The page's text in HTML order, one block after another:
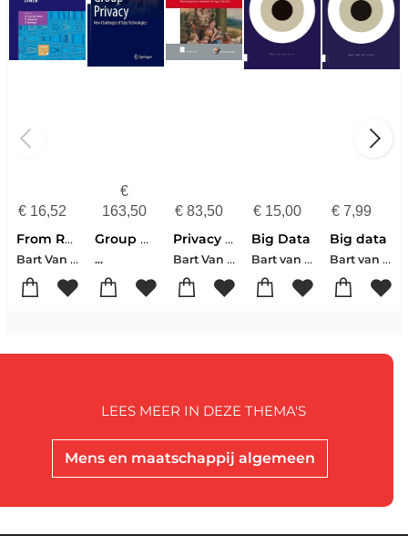
€16,52
From Regulating Human Behaviour to Regulating Data
Bart Van der Sloot
€
163,50
Group Privacy
...
€ 83,50
Privacy As Virtue
Bart Van Der Sloot
€ 15,00
Big Data
Bart van der Sloot
€ 7,99
Big data
Bart van der Sloot
Mens en maatschappij algemeen
LEES MEER IN DEZE THEMA'S